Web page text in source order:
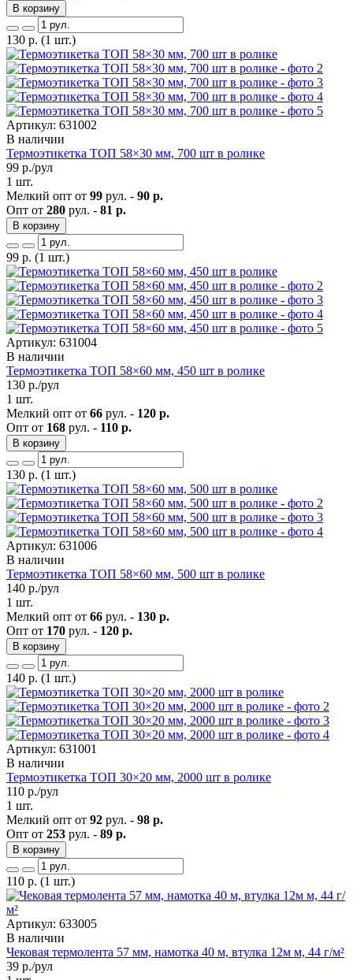
В корзину
130 р. (1 шт.)
Артикул: 631002
В наличии
Термоэтикетка ТОП 58×30 мм, 700 шт в ролике
99 р./рул
1 шт.
Мелкий опт от 99 рул. - 90 р.
Опт от 280 рул. - 81 р.
В корзину
99 р. (1 шт.)
Артикул: 631004
В наличии
Термоэтикетка ТОП 58×60 мм, 450 шт в ролике
130 р./рул
1 шт.
Мелкий опт от 66 рул. - 120 р.
Опт от 168 рул. - 110 р.
В корзину
130 р. (1 шт.)
Артикул: 631006
В наличии
Термоэтикетка ТОП 58×60 мм, 500 шт в ролике
140 р./рул
1 шт.
Мелкий опт от 66 рул. - 130 р.
Опт от 170 рул. - 120 р.
В корзину
140 р. (1 шт.)
Артикул: 631001
В наличии
Термоэтикетка ТОП 30×20 мм, 2000 шт в ролике
110 р./рул
1 шт.
Мелкий опт от 92 рул. - 98 р.
Опт от 253 рул. - 89 р.
В корзину
110 р. (1 шт.)
Артикул: 633005
В наличии
Чековая термолента 57 мм, намотка 40 м, втулка 12м м, 44 г/м²
39 р./рул